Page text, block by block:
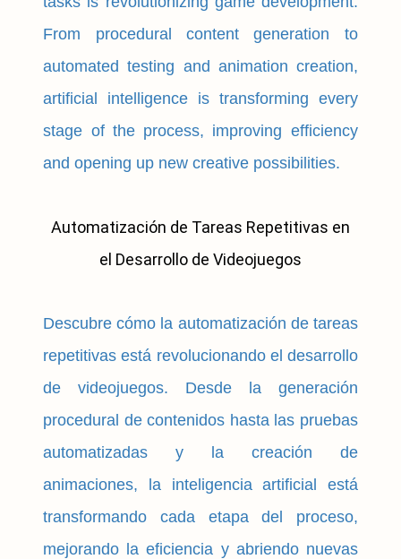
From procedural content generation to
automated testing and animation creation,
artificial intelligence is transforming every
stage of the process, improving efficiency
and opening up new creative possibilities.
Automatización de Tareas Repetitivas en
el Desarrollo de Videojuegos
Descubre cómo la automatización de tareas
repetitivas está revolucionando el desarrollo
de videojuegos. Desde la generación
procedural de contenidos hasta las pruebas
automatizadas y la creación de
animaciones, la inteligencia artificial está
transformando cada etapa del proceso,
mejorando la eficiencia y abriendo nuevas